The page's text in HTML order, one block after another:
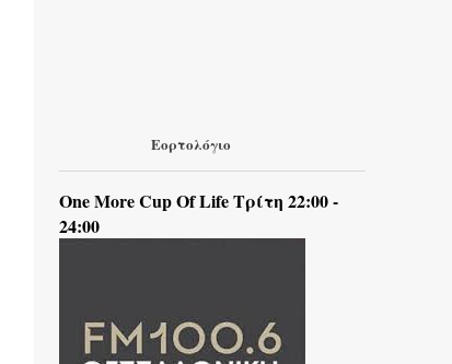
Εορτολόγιο
One More Cup Of Life Τρίτη 22:00 -
24:00